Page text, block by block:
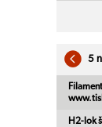
5
H2-lok